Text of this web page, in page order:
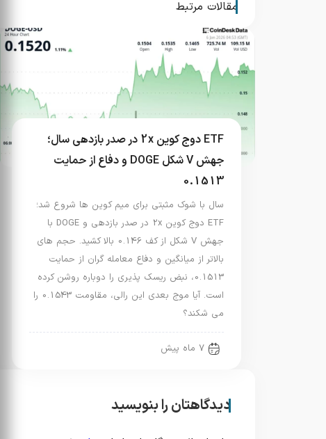
مقالات مرتبط
ETF دوج کوین 2x در صدر بازدهی سال؛
جهش V شکل DOGE و دفاع از حمایت
0.1513
سال با شوک مثبتی برای میم کوین ها شروع شد؛
ETF دوج کوین 2x در صدر بازدهی و DOGE با
جهش V شکل از کف 0.146 بالا کشید. حجم های
بالاتر از میانگین و دفاع معامله گران از حمایت
0.1513، نبض ریسک پذیری را دوباره روشن کرده
است. آیا موج بعدی این رالی، مقاومت 0.1543 را
می شکند؟
7 ماه پیش
دیدگاهتان را بنویسید